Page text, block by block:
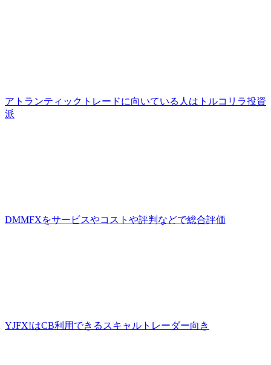
アトランティックトレードに向いている人はトルコリラ投資
派
DMMFXをサービスやコストや評判などで総合評価
YJFX!はCB利用できるスキャルトレーダー向き